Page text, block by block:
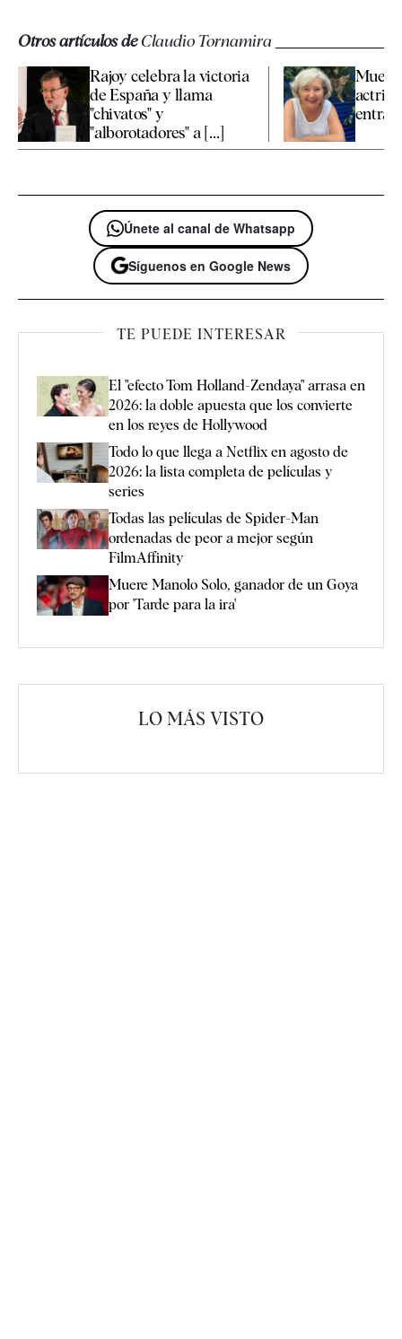
Otros artículos deClaudio Tornamira
Rajoy celebra la victoria
de España y llama
"chivatos" y
"alborotadores" a [...]
Muere
actriz
Únete al canal de Whatsapp
Síguenos en Google News
TE PUEDE INTERESAR
El "efecto Tom Holland-Zendaya" arrasa en
2026: la doble apuesta que los convierte
en los reyes de Hollywood
Todo lo que llega a Netflix en agosto de
2026: la lista completa de películas y
series
Todas las películas de Spider-Man
ordenadas de peor a mejor según
FilmAffinity
Muere Manolo Solo, ganador de un Goya
por 'Tarde para la ira'
LO MÁS VISTO